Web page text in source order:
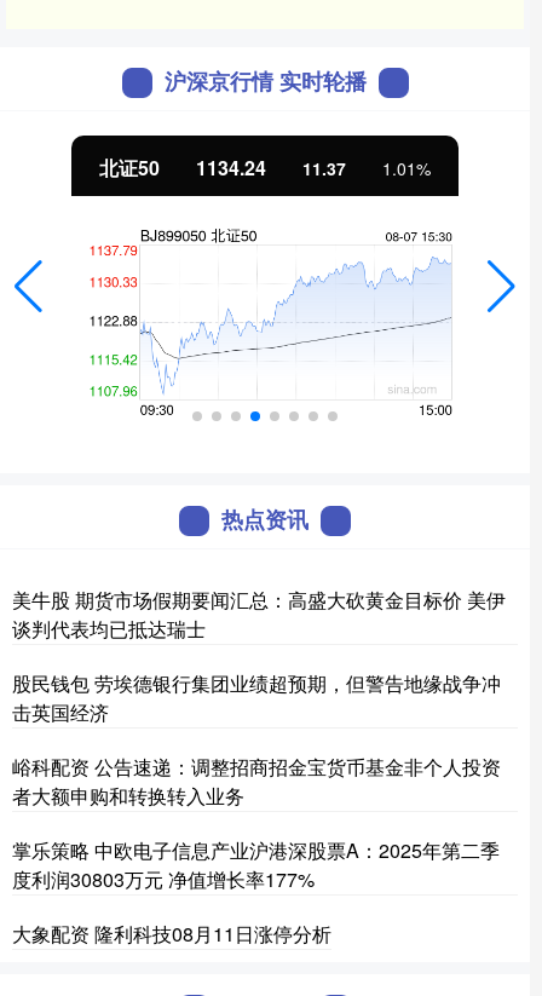
沪深京行情 实时轮播
北证50 1134.24 11.37 1.01%
热点资讯
美牛股 期货市场假期要闻汇总：高盛大砍黄金目标价 美伊
谈判代表均已抵达瑞士
股民钱包 劳埃德银行集团业绩超预期，但警告地缘战争冲
击英国经济
峪科配资 公告速递：调整招商招金宝货币基金非个人投资
者大额申购和转换转入业务
掌乐策略 中欧电子信息产业沪港深股票A：2025年第二季
度利润30803万元 净值增长率177%
大象配资 隆利科技08月11日涨停分析